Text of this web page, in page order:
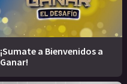
¡Sumate a Bienvenidos a
Ganar!